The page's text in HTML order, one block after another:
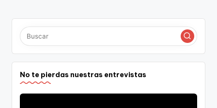
No te pierdas nuestras entrevistas